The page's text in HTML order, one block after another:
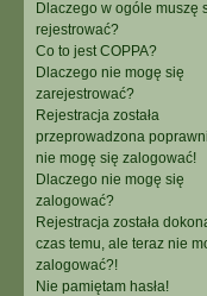
Dlaczego w ogóle muszę
rejestrować?
Co to jest COPPA?
Dlaczego nie mogę się
zarejestrować?
Rejestracja została
przeprowadzona
nie mogę się zalogować!
Dlaczego nie mogę się
zalogować?
Rejestracja została
czas temu, ale teraz nie
zalogować?!
Nie pamiętam hasła!